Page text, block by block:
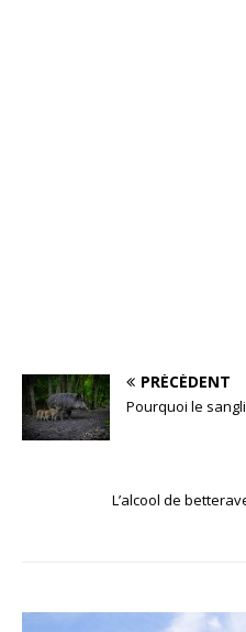
PRÉCÉDENT
Pourquoi le
L’alcool de